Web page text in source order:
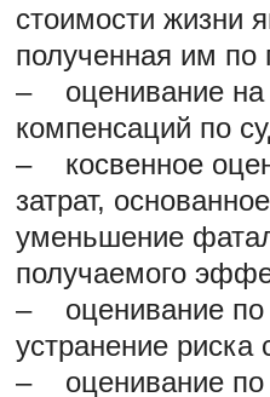
стоимости жизни
полученная им по
– оценивание на
компенсаций по
– косвенное
затрат,
уменьшение
получаемого
– оценивание по
устранение риска
– оценивание по